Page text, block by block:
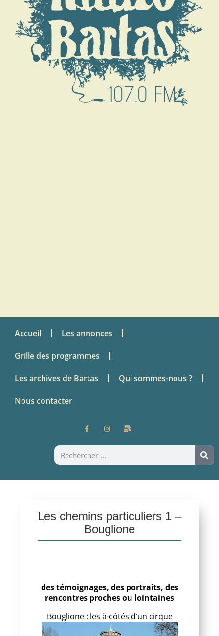
Accueil Les annonces
Grille des programmes
Les archives de Bartas Qui sommes-nous ?
Nous contacter
Les chemins particuliers 1 –
Bouglione
des témoignages, des portraits, des
rencontres proches ou lointaines
Bouglione : les à-côtés d’un cirque